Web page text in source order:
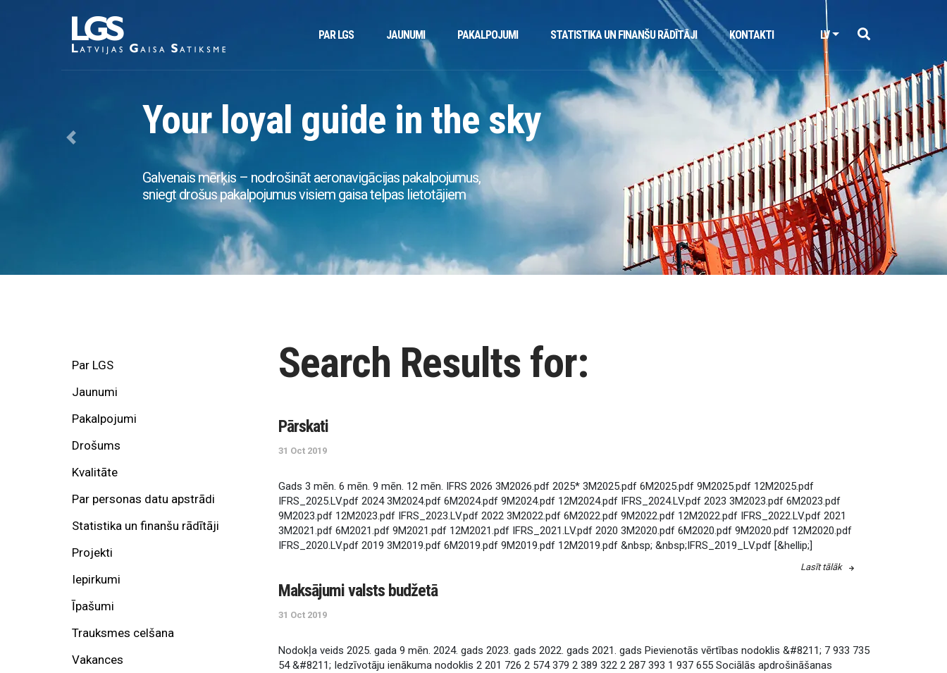
PAR LGS JAUNUMI PAKALPOJUMI STATISTIKA UN FINANŠU RĀDĪTĀJI KONTAKTI LV
Your loyal guide in the sky
Galvenais mērķis – nodrošināt aeronavigācijas pakalpojumus,
sniegt drošus pakalpojumus visiem gaisa telpas lietotājiem
Previous Next
Par LGS
Jaunumi
Pakalpojumi
Drošums
Kvalitāte
Par personas datu apstrādi
Statistika un finanšu rādītāji
Projekti
Iepirkumi
Īpašumi
Trauksmes celšana
Vakances
Search Results for:
Pārskati
31 Oct 2019
Gads 3 mēn. 6 mēn. 9 mēn. 12 mēn. IFRS 2026 3M2026.pdf 2025* 3M2025.pdf 6M2025.pdf 9M2025.pdf 12M2025.pdf
IFRS 2025.LV.pdf 2024 3M2024.pdf 6M2024.pdf 9M2024.pdf 12M2024.pdf IFRS 2024.LV.pdf 2023 3M2023.pdf 6M2023.pdf
9M2023.pdf 12M2023.pdf IFRS 2023.LV.pdf 2022 3M2022.pdf 6M2022.pdf 9M2022.pdf 12M2022.pdf IFRS 2022.LV.pdf 2021
3M2021.pdf 6M2021.pdf 9M2021.pdf 12M2021.pdf IFRS 2021.LV.pdf 2020 3M2020.pdf 6M2020.pdf 9M2020.pdf 12M2020.pdf
IFRS 2020.LV.pdf 2019 3M2019.pdf 6M2019.pdf 9M2019.pdf 12M2019.pdf &nbsp; &nbsp;IFRS 2019 LV.pdf [&hellip;]
Lasīt tālāk
Maksājumivalsts budžetā
31 Oct 2019
Nodokļa veids 2025. gada 9 mēn. 2024. gads 2023. gads 2022. gads 2021. gads Pievienotās vērtības nodoklis &#821 1; 7 933 735
54 &#821 1; Iedzīvotāju ienākuma nodoklis 2 201 726 2 574 379 2 389 322 2 287 393 1 937 655 Sociālās apdrošināšanas